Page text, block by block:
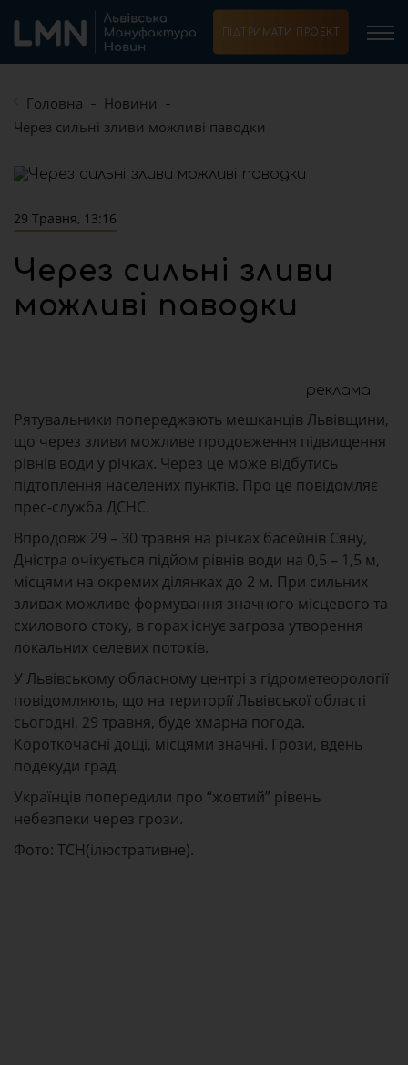
ПІДТРИМАТИ ПРОЕКТ
Головна
Новини
Через сильні зливи можливі паводки
29 Травня, 13:16
Через сильні зливи
можливі паводки
реклама
Рятувальники попереджають мешканців Львівщини,
що через зливи можливе продовження підвищення
рівнів води у річках. Через це може відбутись
підтоплення населених пунктів. Про це повідомляє
прес-служба ДСНС.
Впродовж 29 – 30 травня на рiчках басейнiв Сяну,
Днiстра очiкується пiдйом рiвнiв води на 0,5 – 1,5 м,
мiсцями на окремих дiлянках до 2 м. При сильних
зливах можливе формування значного мiсцевого та
схилового стоку, в горах iснує загроза утворення
локальних селевих потокiв.
У Львівському обласному центрі з гідрометеорології
повідомляють, що на території Львівської області
сьогодні, 29 травня, буде хмарна погода.
Короткочасні дощі, місцями значні. Грози, вдень
подекуди град.
Українців попередили про “жовтий” рівень
небезпеки через грози.
Фото: ТСН(ілюстративне).